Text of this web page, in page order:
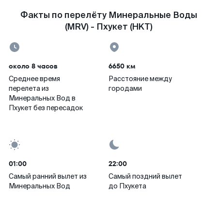
Факты по перелёту Минеральные Воды
(MRV) - Пхукет (HKT)
около 8 часов
Среднее время
перелета из
Минеральных Вод в
Пхукет без пересадок
6650 км
Расстояние между
городами
01:00
Самый ранний вылет из
Минеральных Вод
22:00
Самый поздний вылет
до Пхукета